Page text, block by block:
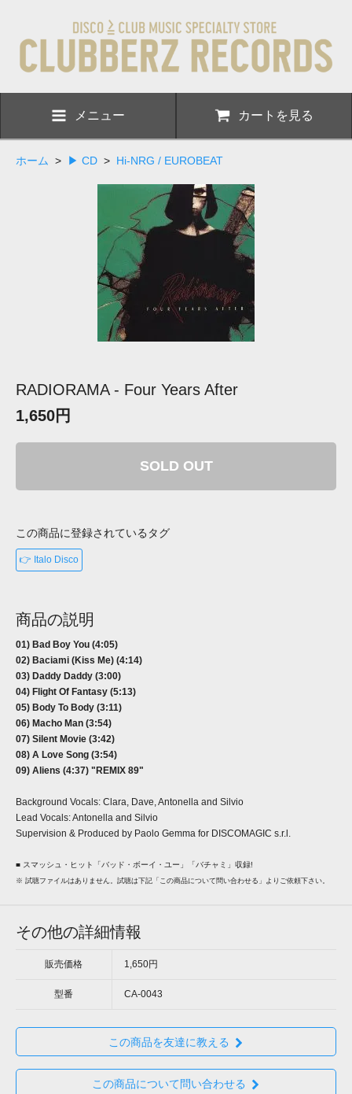
メニュー カートを見る
ホーム > ▶ CD > Hi-NRG / EUROBEAT
RADIORAMA - Four Years After
1,650円
SOLD OUT
この商品に登録されているタグ
👉 Italo Disco
商品の説明
01) Bad Boy You (4:05)
02) Baciami (Kiss Me) (4:14)
03) Daddy Daddy (3:00)
04) Flight Of Fantasy (5:13)
05) Body To Body (3:11)
06) Macho Man (3:54)
07) Silent Movie (3:42)
08) A Love Song (3:54)
09) Aliens (4:37) "REMIX 89"
Background Vocals: Clara, Dave, Antonella and Silvio
Lead Vocals: Antonella and Silvio
Supervision & Produced by Paolo Gemma for DISCOMAGIC s.r.l.
■ スマッシュ・ヒット「バッド・ボーイ・ユー」「バチャミ」収録!
※ 試聴ファイルはありません。試聴は下記「この商品について問い合わせる」よりご依頼下さい。
その他の詳細情報
販売価格 1,650円
型番 CA-0043
この商品を友達に教える
この商品について問い合わせる